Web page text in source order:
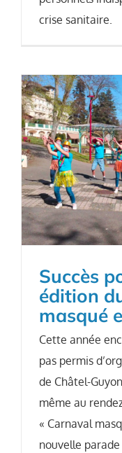
crise sanitaire.
Succès
édition
masqué
Cette année
pas permis
de Châtel-
même au
« Carnaval
nouvelle